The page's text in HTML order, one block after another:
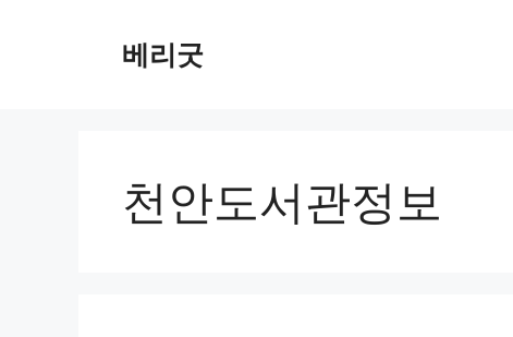
베리굿
천안도서관정보